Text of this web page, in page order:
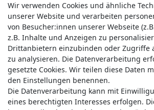
Service & Kontakt
Wünschen Sie einen Rückruf?
Wir verwenden Cookies und ähnliche
unserer Website und verarbeiten
von Besucher:innen unserer Webseite
z.B. Inhalte und Anzeigen zu
Drittanbietern einzubinden oder Zugriffe
zu analysieren. Die Datenverarbeitung
gesetzte Cookies. Wir teilen diese Daten
den Einstellungen benennen.
Die Datenverarbeitung kann mit
eines berechtigten Interesses erfolgen.
Wir verwenden Cookies und ähnliche
unserer Website und verarbeiten
von Besucher:innen unserer Webseite
z.B. Inhalte und Anzeigen zu
Drittanbietern einzubinden oder Zugriffe
zu analysieren. Die Datenverarbeitung
gesetzte Cookies. Wir teilen diese Daten
den Einstellungen benennen.
Die Datenverarbeitung kann mit
eines berechtigten Interesses erfolgen.